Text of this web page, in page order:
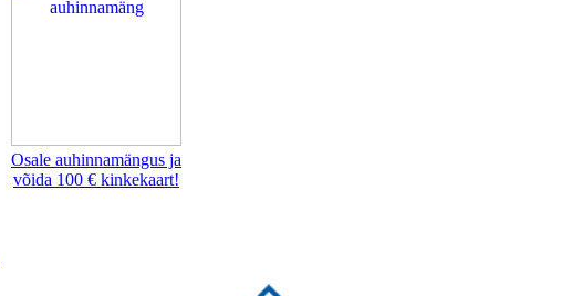
Osale auhinnamängus ja
võida 100 € kinkekaart!